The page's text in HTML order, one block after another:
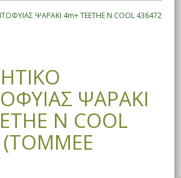
ΨΑΡΑΚΙ 4m+ TEETHE N COOL 436472
ΨΑΡΑΚΙ
N COOL